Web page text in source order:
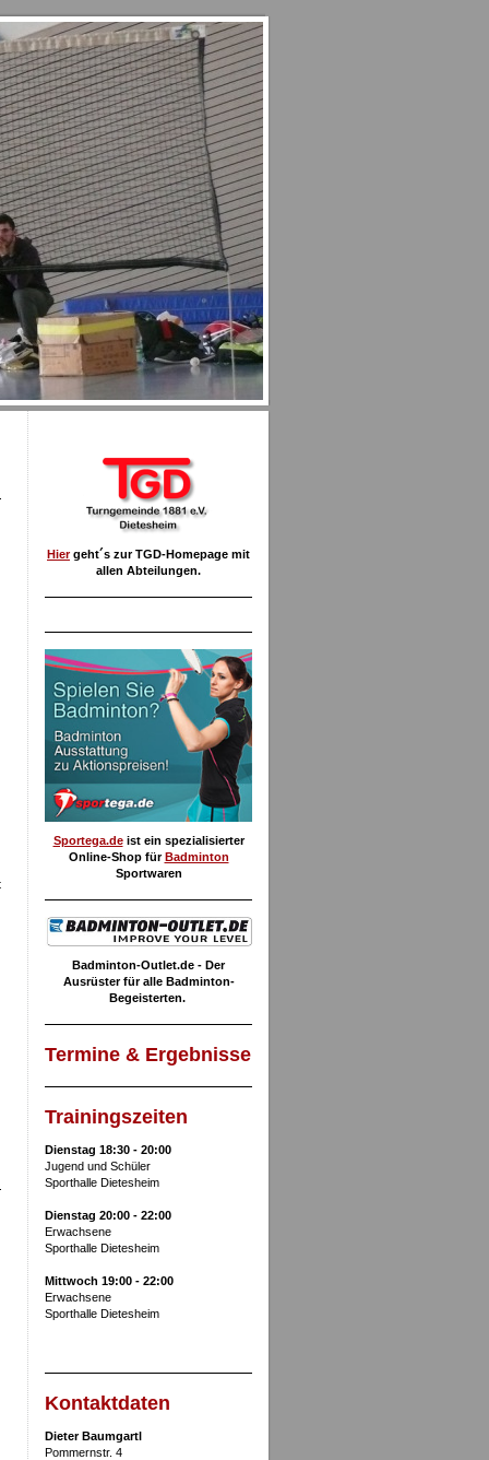
Hier geht´s zur TGD-Homepage mit
allen Abteilungen.
Sportega.deist ein spezialisierter
Online-Shop für Badminton
Sportwaren
Badminton-Outlet.de - Der
Ausrüster für alle Badminton-
Begeisterten.
Termine & Ergebnisse
Trainingszeiten
Dienstag 18:30 - 20:00
Jugend und Schüler
Sporthalle Dietesheim
Dienstag 20:00 - 22:00
Erwachsene
Sporthalle Dietesheim
Mittwoch 19:00 - 22:00
Erwachsene
Sporthalle Dietesheim
Kontaktdaten
Dieter Baumgartl
Pommernstr. 4